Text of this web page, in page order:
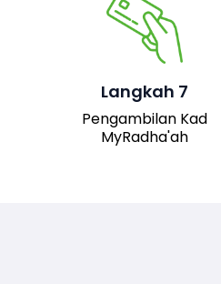
Langkah 7
Pengambilan Kad
MyRadha'ah
Pemohon boleh hadir ke
pejabat JAIS untuk
mengambil kad fizikal
MyRadha’ah. Selain itu,
pemohon juga boleh
turun versi digital kad
sistem untuk
kemudahan akses.